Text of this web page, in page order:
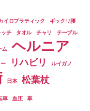
イロプラティック
ギックリ腰
ッチ タオル チャリ テーブル
ム ヘルニア
リハビリ ルイガノ
日本 松葉杖
車 血圧 車